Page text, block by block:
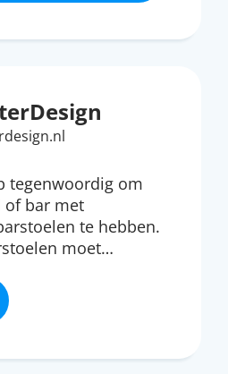
tegenwoordig om
of bar met
te hebben.
moet…